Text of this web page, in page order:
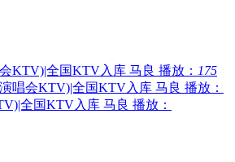
KTV)|全国KTV入库 马良 播放： 175
唱会KTV)|全国KTV入库 马良 播放：
全国KTV入库 马良 播放：